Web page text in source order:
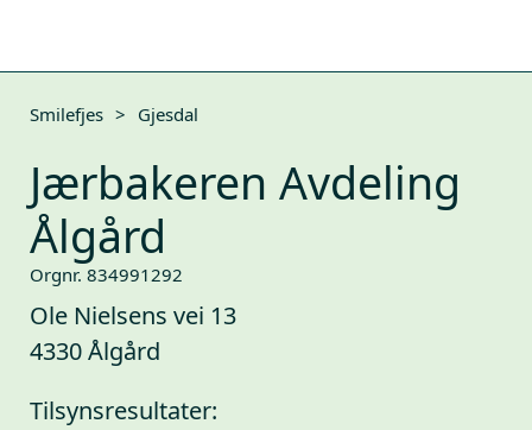
Smilefjes > Gjesdal
Jærbakeren Avdeling
Ålgård
Orgnr. 834991292
Ole Nielsens vei 13
4330 Ålgård
Tilsynsresultater: